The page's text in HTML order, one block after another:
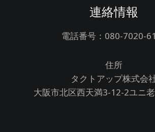
連絡情報
電話番号：080-7020-
住所
タクトアップ株式会
大阪市北区西天満3-12-2ユニ